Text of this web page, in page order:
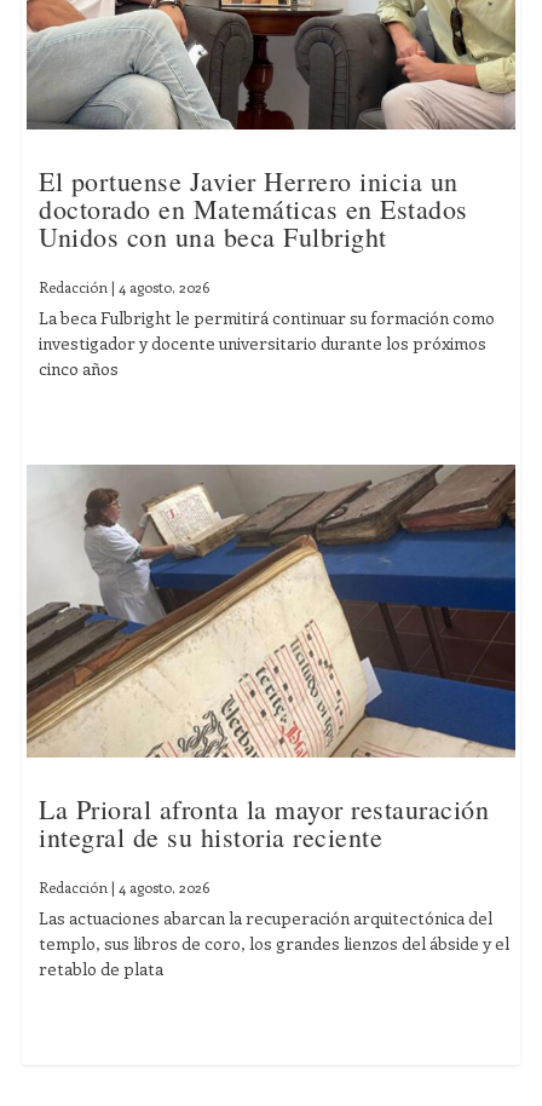
El portuense Javier Herrero inicia un
doctorado en Matemáticas en Estados
Unidos con una beca Fulbright
Redacción |4 agosto, 2026
La beca Fulbright le permitirá continuar su formación como
investigador y docente universitario durante los próximos
cinco años
La Prioral afronta la mayor restauración
integral de su historia reciente
Redacción |4 agosto, 2026
Las actuaciones abarcan la recuperación arquitectónica del
templo, sus libros de coro, los grandes lienzos del ábside y el
retablo de plata